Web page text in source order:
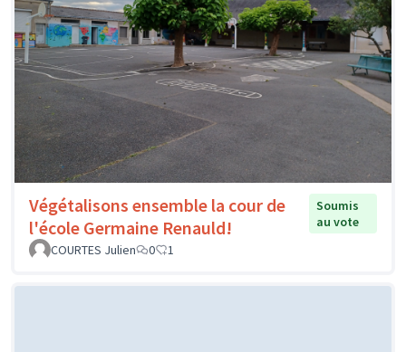
Végétalisons ensemble la cour de
l'école Germaine Renauld!
Soumis
au vote
COURTES Julien
0 1